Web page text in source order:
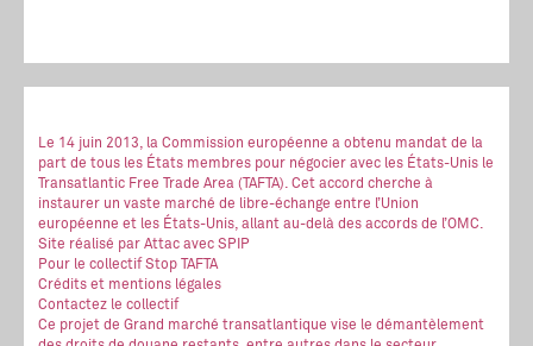
Le 14 juin 2013, la Commission européenne a obtenu mandat de la
part de tous les États membres pour négocier avec les États-Unis le
Transatlantic Free Trade Area (TAFTA). Cet accord cherche à
instaurer un vaste marché de libre-échange entre l’Union
européenne et les États-Unis, allant au-delà des accords de l’OMC.
Site réalisé par Attac avec SPIP
Pour le collectif Stop TAFTA
Crédits et mentions légales
Contactez le collectif
Ce projet de Grand marché transatlantique vise le démantèlement